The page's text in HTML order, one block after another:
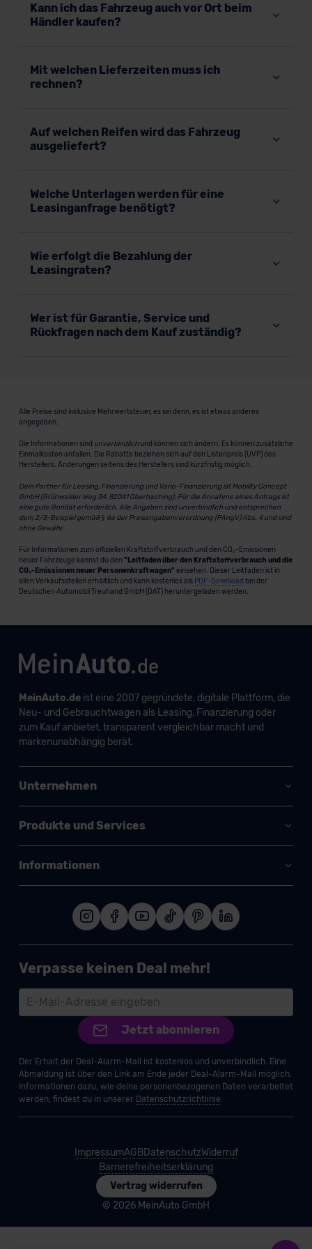
Datenschutzklauseln können Sie über den Kontakt zu
unserem Datenschutzbeauftragten unter
Datenschutzerklärung
Kann ich das Fahrzeug auch vor Ort beim
Händler kaufen?
Mit welchen Lieferzeiten muss ich
rechnen?
Auf welchen Reifen wird das Fahrzeug
ausgeliefert?
Welche Unterlagen werden für eine
Leasinganfrage benötigt?
Wie erfolgt die Bezahlung der
Leasingraten?
Wer ist für Garantie, Service und
Rückfragen nach dem Kauf zuständig?
Alle Preise sind inklusive Mehrwertsteuer, es sei denn, es ist etwas anderes
angegeben.
Die Informationen sind unverbindlichund können sich ändern. Es können zusätzliche
Einmalkosten anfallen. Die Rabatte beziehen sich auf den Listenpreis (UVP) des
Herstellers. Änderungen seitens des Herstellers sind kurzfristig möglich.
Dein Partner für Leasing, Finanzierung und Vario-Finanzierung ist Mobility Concept
GmbH (Grünwalder Weg 34, 82041 Oberhaching). Für die Annahme eines Antrags ist
eine gute Bonität erforderlich. Alle Angaben sind unverbindlich und entsprechen
dem 2/3-Beispiel gemäß § 6a der Preisangabenverordnung (PAngV) Abs. 4 und sind
ohne Gewähr.
Für Informationen zum offiziellen Kraftstoffverbrauch und den CO₂-Emissionen
neuer Fahrzeuge kannst du den "Leitfaden über den Kraftstoffverbrauch und die
CO₂-Emissionen neuer Personenkraftwagen" einsehen. Dieser Leitfaden ist in
allen Verkaufsstellen erhältlich und kann kostenlos als PDF-Download bei der
Deutschen Automobil Treuhand GmbH (DAT) heruntergeladen werden.
MeinAuto.deist eine 2007 gegründete, digitale Plattform, die
Neu- und Gebrauchtwagen als Leasing, Finanzierung oder
zum Kauf anbietet, transparent vergleichbar macht und
markenunabhängig berät.
Unternehmen
Produkte und Services
Informationen
Verpasse keinen Deal mehr!
Jetzt abonnieren
Der Erhalt der Deal-Alarm-Mail ist kostenlos und unverbindlich. Eine
Abmeldung ist über den Link am Ende jeder Deal-Alarm-Mail möglich.
Informationen dazu, wie deine personenbezogenen Daten verarbeitet
werden, findest du in unserer Datenschutzrichtlinie.
ImpressumAGBDatenschutzWiderruf
Barrierefreiheitserklärung
Vertrag widerrufen
© 2026 MeinAuto GmbH